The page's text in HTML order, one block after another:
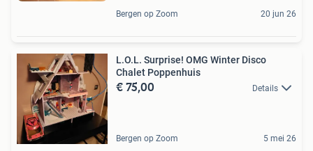
Bergen op Zoom 20 jun 26
L.O.L. Surprise! OMG Winter Disco
Chalet Poppenhuis
€ 75,00 Details
Bergen op Zoom 5 mei 26